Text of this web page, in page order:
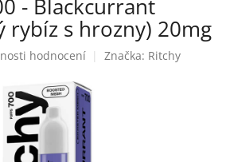
- Blackcurrant
rybíz s hrozny) 20mg
hodnocení Značka: Ritchy